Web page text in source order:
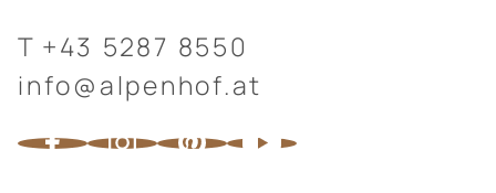
T +43 5287 8550
info@alpenhof.at